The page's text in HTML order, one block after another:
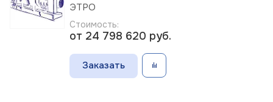
ЭТРО
Стоимость:
от 24 798 620 руб.
Заказать